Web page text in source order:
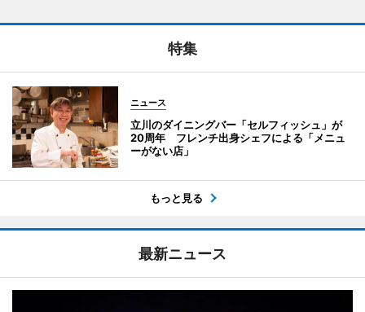
特集
ニュース
立川のダイニングバー「セルフィッシュ」が
20周年 フレンチ出身シェフによる「メニュ
ーがない店」
もっと見る
最新ニュース